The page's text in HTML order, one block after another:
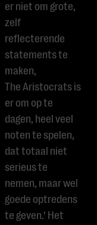
er niet om grote,
zelf
reflecterende
statements te
maken,
The Aristocrats is
er om op te
dagen, heel veel
noten te spelen,
dat totaal niet
serieus te
nemen, maar wel
goede optredens
te geven.’ Het